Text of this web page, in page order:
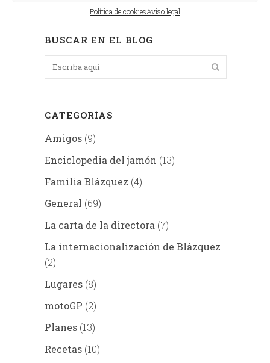
Política de cookiesAviso legal
BUSCAR EN EL BLOG
CATEGORÍAS
Amigos (9)
Enciclopedia del jamón (13)
Familia Blázquez (4)
General (69)
La carta de la directora (7)
La internacionalización de Blázquez
(2)
Lugares (8)
motoGP (2)
Planes (13)
Recetas (10)